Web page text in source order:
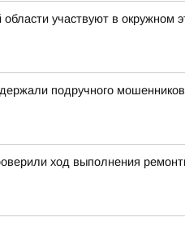
участвуют в окружном
подручного
ход выполнения